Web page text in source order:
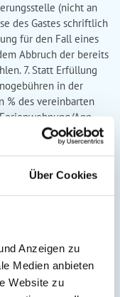
Über Cookies
Anzeigen zu
Medien anbieten
Website zu
(nicht an
des Gastes schriftlich
für den Fall eines
Abbruch der bereits
7. Statt Erfüllung
in der
% des vereinbarten
App.,
Anreise 15 % - bis
Tag vor Anreise 50 % -
Gastes1. Der Gast
oder der
ist
zu richten. 3. Ein
ist nur bei
der BHB nicht
Frist